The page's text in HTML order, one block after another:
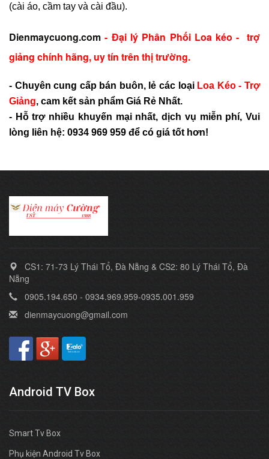
(cài áo, cầm tay và cài đầu).
Dienmaycuong.com - Đại lý Phân Phối Loa kéo - trợ
giảng chính hãng, uy tín trên thị trường.
- Chuyên cung cấp bán buôn, lẻ các loại Loa Kéo - Trợ
Giảng, cam kết sản phẩm Giá Rẻ Nhất.
- Hỗ trợ nhiều khuyến mại nhất, dịch vụ miễn phí, Vui
lòng liên hệ: 0934 969 959 để có giá tốt hơn!
CS1: 71-73 Lý Thái Tổ, Đà Nẵng & CS2: 80 Lý Thái Tổ, Đà
Nẵng
0905.194.650 - 0934.969.959-0935.001.959
dienmaycuong@gmail.com
Android TV Box
Smart Tv Box
Phụ kiện Android Tv Box